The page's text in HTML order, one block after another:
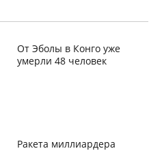
От Эболы в Конго уже
умерли 48 человек
Ракета миллиардера